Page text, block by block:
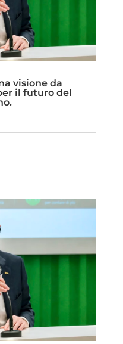
visione da
il futuro del